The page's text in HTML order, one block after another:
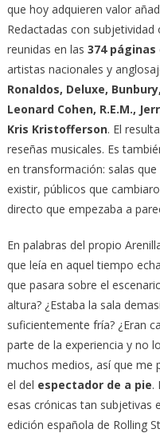
que hoy adquieren valor
Redactadas con
reunidas en las 374 páginas
artistas nacionales y
Ronaldos, Deluxe,
Leonard Cohen, R.E.M.,
Kris Kristofferson. El
reseñas musicales. Es
en transformación: salas
existir, públicos que
directo que empezaba a
En palabras del propio
que leía en aquel tiempo
que pasara sobre el
altura? ¿Estaba la sala
suficientemente fría? ¿Eran
parte de la experiencia y no
muchos medios, así que me
el del espectador de a pie.
esas crónicas tan subjetivas
edición española de Rolling